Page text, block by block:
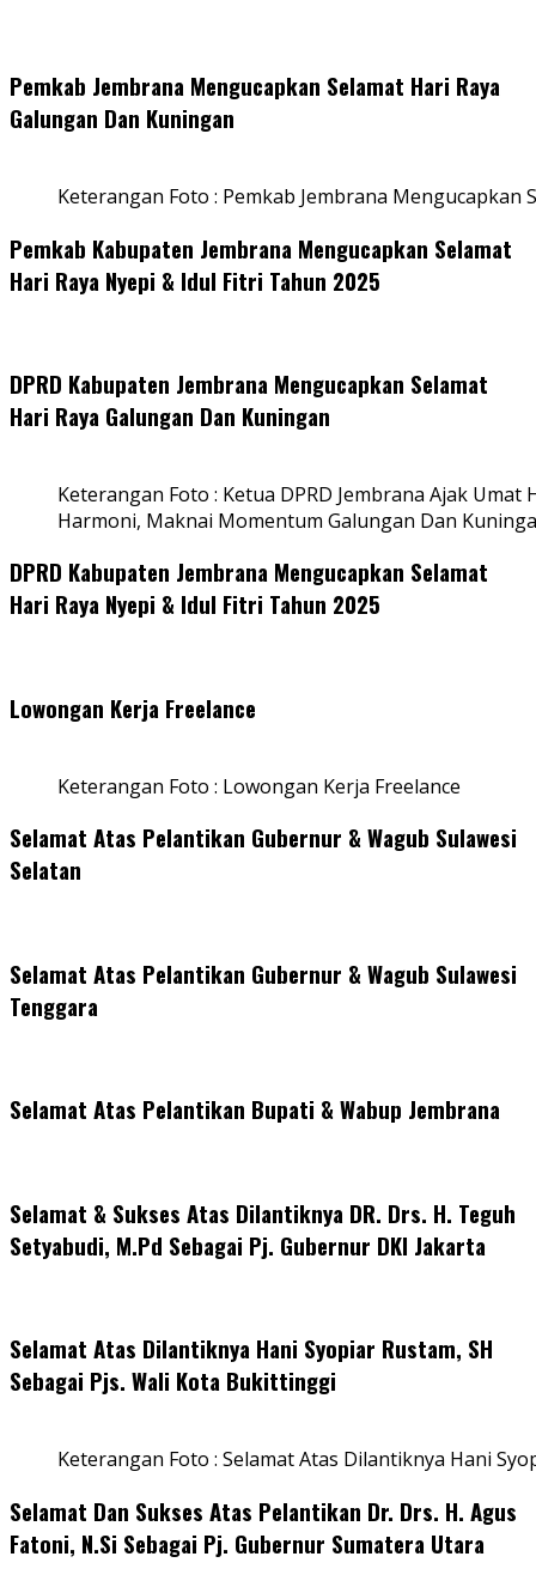
Pemkab Jembrana Mengucapkan Selamat Hari Raya
Galungan Dan Kuningan
Keterangan Foto : Pemkab Jembrana Mengucapkan
Pemkab Kabupaten Jembrana Mengucapkan Selamat
Hari Raya Nyepi & Idul Fitri Tahun 2025
DPRD Kabupaten Jembrana Mengucapkan Selamat
Hari Raya Galungan Dan Kuningan
Keterangan Foto : Ketua DPRD Jembrana Ajak
Harmoni, Maknai Momentum Galungan Dan
DPRD Kabupaten Jembrana Mengucapkan Selamat
Hari Raya Nyepi & Idul Fitri Tahun 2025
Lowongan Kerja Freelance
Keterangan Foto : Lowongan Kerja Freelance
Selamat Atas Pelantikan Gubernur & Wagub Sulawesi
Selatan
Selamat Atas Pelantikan Gubernur & Wagub Sulawesi
Tenggara
Selamat Atas Pelantikan Bupati & Wabup Jembrana
Selamat & Sukses Atas Dilantiknya DR. Drs. H. Teguh
Setyabudi, M.Pd Sebagai Pj. Gubernur DKI Jakarta
Selamat Atas Dilantiknya Hani Syopiar Rustam, SH
Sebagai Pjs. Wali Kota Bukittinggi
Keterangan Foto : Selamat Atas Dilantiknya Hani
Selamat Dan Sukses Atas Pelantikan Dr. Drs. H. Agus
Fatoni, N.Si Sebagai Pj. Gubernur Sumatera Utara